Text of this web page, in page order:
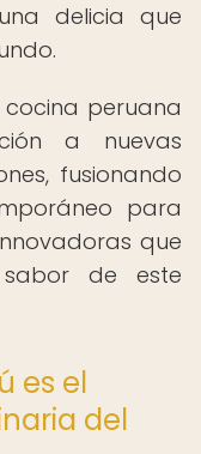
delicia que
peruana
a nuevas
fusionando
para
que
de este
es el
del